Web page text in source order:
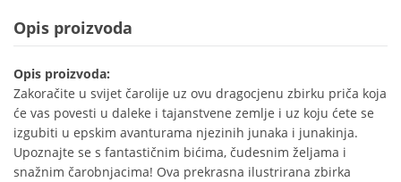
Opis proizvoda
Opis proizvoda:
Zakoračite u svijet čarolije uz ovu dragocjenu zbirku priča koja
će vas povesti u daleke i tajanstvene zemlje i uz koju ćete se
izgubiti u epskim avanturama njezinih junaka i junakinja.
Upoznajte se s fantastičnim bićima, čudesnim željama i
snažnim čarobnjacima! Ova prekrasna ilustrirana zbirka